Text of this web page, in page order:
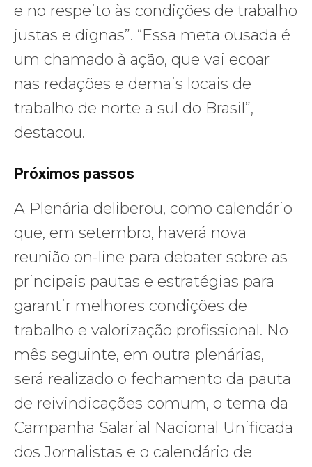
e no respeito às condições de trabalho
justas e dignas”. “Essa meta ousada é
um chamado à ação, que vai ecoar
nas redações e demais locais de
trabalho de norte a sul do Brasil”,
destacou.
Próximos passos
A Plenária deliberou, como calendário
que, em setembro, haverá nova
reunião on-line para debater sobre as
principais pautas e estratégias para
garantir melhores condições de
trabalho e valorização profissional. No
mês seguinte, em outra plenárias,
será realizado o fechamento da pauta
de reivindicações comum, o tema da
Campanha Salarial Nacional Unificada
dos Jornalistas e o calendário de